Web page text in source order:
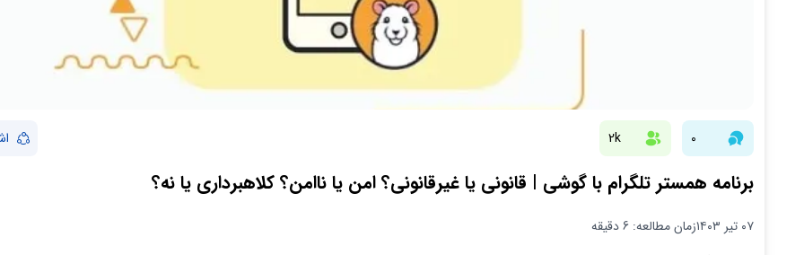
0
2k
برنامه همستر تلگرام با گوشی | قانونی یا غیرقانونی؟ امن یا ناامن؟ کلاهبرداری یا نه؟
۰۷ تیر ۱۴۰۳ زمان مطالعه: 6 دقیقه